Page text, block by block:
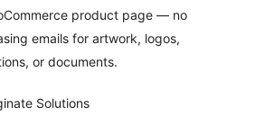
product page — no
emails for artwork, logos,
or documents.
Solutions